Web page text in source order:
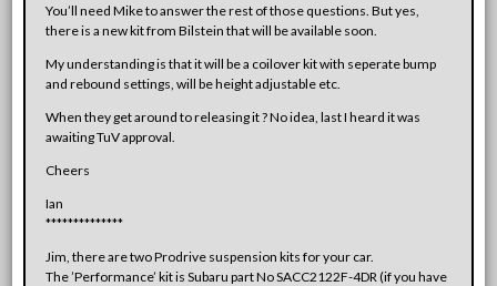
You’ll need Mike to answer the rest of those questions. But yes,
there is a new kit from Bilstein that will be available soon.
My understanding is that it will be a coilover kit with seperate bump
and rebound settings, will be height adjustable etc.
When they get around to releasing it ? No idea, last I heard it was
awaiting TuV approval.
Cheers
Ian
**************
Jim, there are two Prodrive suspension kits for your car.
The ’Performance’ kit is Subaru part No SACC2122F-4DR (if you have